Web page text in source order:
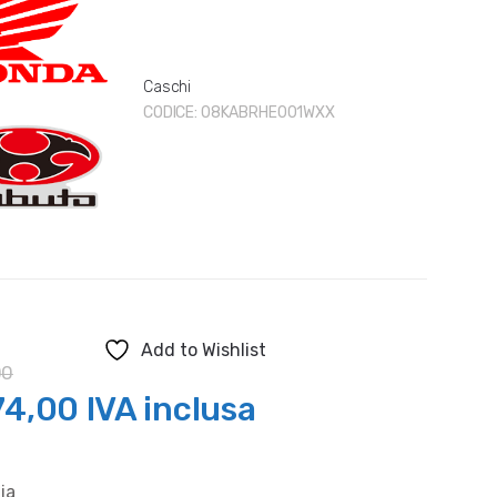
Caschi
CODICE: 08KABRHE001WXX
Add to Wishlist
IlIVA inclusa